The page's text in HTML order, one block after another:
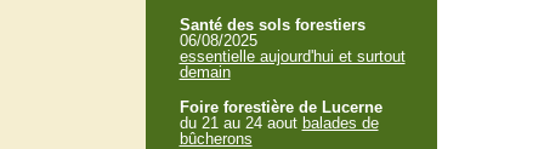
Santé des sols forestiers
06/08/2025
essentielle aujourd'hui et surtout
demain
Foire forestière de Lucerne
du 21 au 24 aout balades de
bûcherons